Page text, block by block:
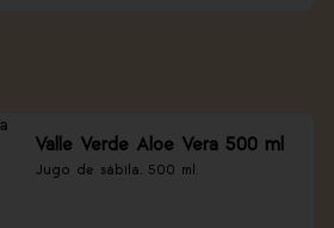
Valle Verde Aloe Vera 500 ml
Jugo de sábila, 500 ml.